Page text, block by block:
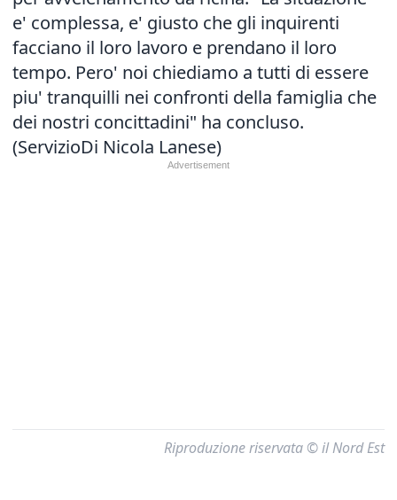
e' complessa, e' giusto che gli inquirenti
facciano il loro lavoro e prendano il loro
tempo. Pero' noi chiediamo a tutti di essere
piu' tranquilli nei confronti della famiglia che
dei nostri concittadini" ha concluso.
(ServizioDi Nicola Lanese)
Riproduzione riservata © il Nord Est